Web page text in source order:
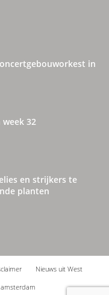
in
32
en strijkers te
planten
Nieuws uit West